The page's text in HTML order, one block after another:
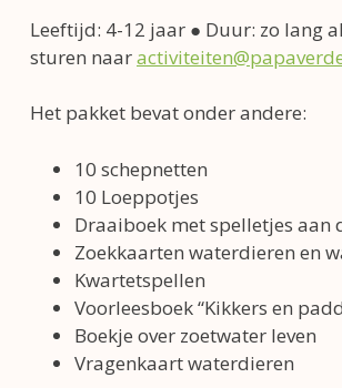
Leeftijd: 4-12 jaar ● Duur: zo lang
sturen naar
Het pakket bevat onder andere:
10 schepnetten
10 Loeppotjes
Draaiboek met spelletjes aan
Zoekkaarten waterdieren en
Kwartetspellen
Voorleesboek “Kikkers en
Boekje over zoetwater leven
Vragenkaart waterdieren